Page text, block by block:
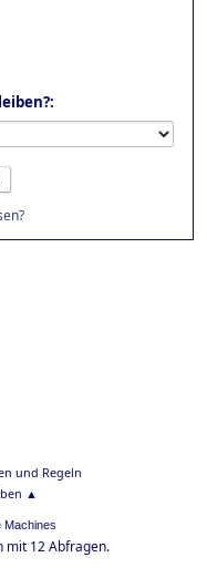
und Regeln
▲
Machines
mit 12 Abfragen.